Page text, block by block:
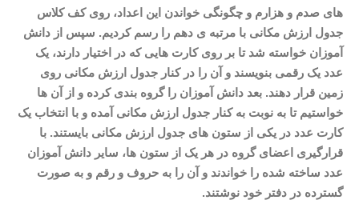
های صدم و هزارم و چگونگی خواندن این اعداد، روی کف کلاس
جدول ارزش مکانی با مرتبه ی دهم را رسم کردیم. سپس از دانش
آموزان خواسته شد تا بر روی کارت هایی که در اختیار دارند، یک
عدد یک رقمی بنویسند و آن را در کنار جدول ارزش مکانی روی
زمین قرار دهند. بعد دانش آموزان را گروه بندی کرده و از آن ها
خواستیم تا به نوبت به کنار جدول ارزش مکانی آمده و با انتخاب یک
کارت عدد در یکی از ستون های جدول ارزش مکانی بایستند. با
قرارگیری اعضای گروه در هر یک از ستون ها، سایر دانش آموزان
عدد ساخته شده را خواندند و آن را به حروف و رقم و به صورت
گسترده در دفتر خود نوشتند.